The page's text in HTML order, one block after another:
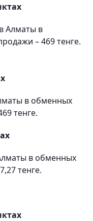
Алматы в
– 469 тенге.
в обменных
тенге.
в обменных
тенге.